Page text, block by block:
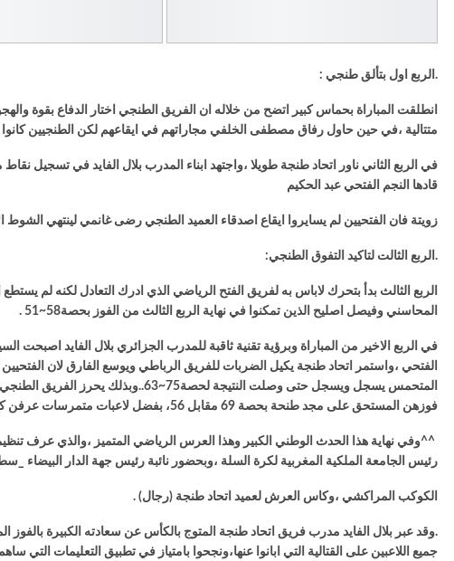
.الربع اول بتألق طنجي :
انطلقت المباراة بحماس كبير اتضح من خلاله ان الفريق الطنجي اختار الدفاع بقوة
متتالية ،في حين حاول رفاق مصطفى الخلفي مجاراتهم في ايقاعهم لكن الطنجيين كانوا الافضل والاكثر
في الربع الثاني ناور اتحاد طنجة طويلا ،واجتهد ابناء المدرب بلال الفايد في تسجيل
قادها النجم الفتحي عبد الحكيم
زويتة فان الفتحيين لم يسايروا ايقاع اصدقاء العميد الطنجي رضى غانمي لينتهي الشوط
.الربع الثالت لتاكيد التفوق الطنجي:
الربع الثالث بدأ بتحرك لاباس به لفريق الفتح الرياضي الذي ادرك التعادل لكنه لم
المحاسني وفيصل اصليح الذين تمكنوا في نهاية الربع الثالث من الفوز بحصة58~51 .
في الربع الاخير من المباراة وبرؤية تقنية ثاقبة للمدرب الجزائري بلال الفايد
الفتحي ،واستمر اتحاد طنجة يكيل الضربات للفريق الرباطي ويوسع الفارق لان
المتحمس يسجل ويسجل حتى وصلت
فوزهن المستحق على مجد طنحة بحصة 69 مقابل 56، بفضل لاعبات متمرسات عرفن كيف يسيطرن على أطوار المباراة ونجحن في الحفاظ على لقب كأس العرش للموسم الثاني على التوالي .
^^وفي نهاية هذا الحدث الوطني الكبير وهذا العرس الرياضي المتميز ،والذي عرف
رئيس الجامعة الملكية المغربية لكرة السلة ،وبحضور نائبة رئيس جهة الدار البيضاء
الكوكب المراكشي ،وكاس العرش لعميد اتحاد طنجة (رجال) .
.وقد عبر بلال الفايد مدرب فريق اتحاد طنجة المتوج بالكأس عن سعادته الكبيرة
جميع اللاعبين على القتالية التي ابانوا عنها،ونجحوا بامتياز في تطبيق التعليمات